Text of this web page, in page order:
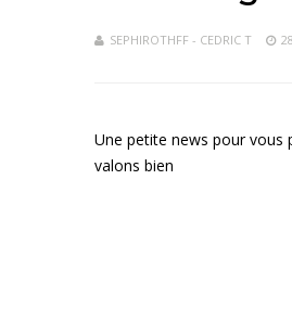
SEPHIROTHFF - CEDRIC T
Une petite news pour vous
valons bien